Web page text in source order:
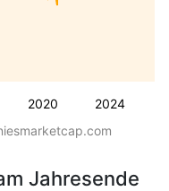
2020 2024
Jahresende